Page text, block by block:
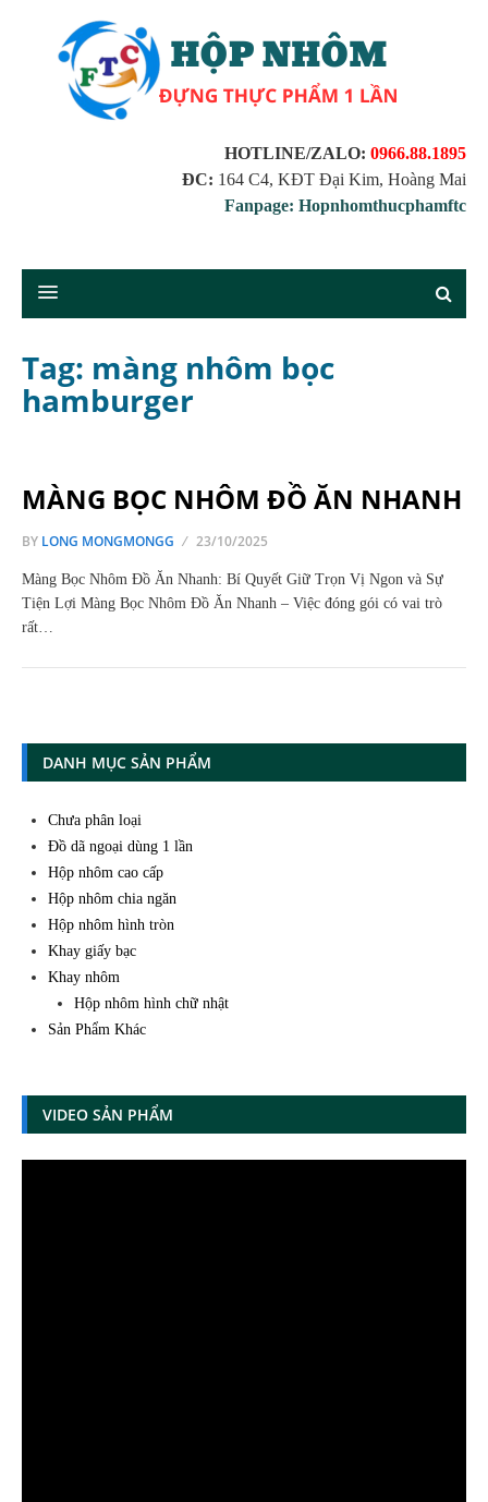
HOTLINE/ZALO: 0966.88.1895
ĐC: 164 C4, KĐT Đại Kim, Hoàng Mai
Fanpage: Hopnhomthucphamftc
Tag: màng nhôm bọc
hamburger
MÀNG BỌC NHÔM ĐỒ ĂN NHANH
BY LONG MONGMONGG 23/10/2025
Màng Bọc Nhôm Đồ Ăn Nhanh: Bí Quyết Giữ Trọn Vị Ngon và Sự
Tiện Lợi Màng Bọc Nhôm Đồ Ăn Nhanh – Việc đóng gói có vai trò
rất…
DANH MỤC SẢN PHẨM
Chưa phân loại
Đồ dã ngoại dùng 1 lần
Hộp nhôm cao cấp
Hộp nhôm chia ngăn
Hộp nhôm hình tròn
Khay giấy bạc
Khay nhôm
Hộp nhôm hình chữ nhật
Sản Phẩm Khác
VIDEO SẢN PHẨM